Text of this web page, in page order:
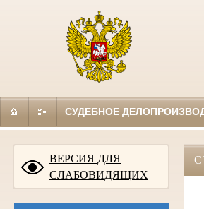
СУДЕБНОЕ
ВЕРСИЯ ДЛЯ
СЛАБОВИДЯЩИХ